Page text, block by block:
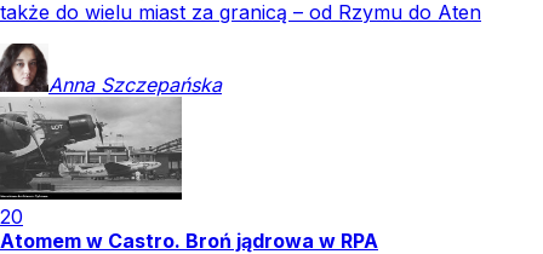
także do wielu miast za granicą – od Rzymu do Aten
Anna Szczepańska
20
Atomem w Castro. Broń jądrowa w RPA